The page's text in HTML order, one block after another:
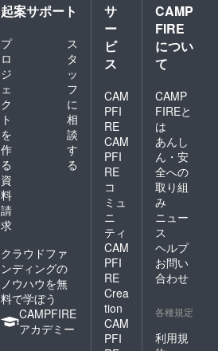
起案サポート
プ
ロ
ジ
ェ
ク
ト
を
作
る
ス
タ
ッ
フ
に
相
談
す
る
資
料
請
求
クラウドファ
ンディングの
ノウハウを無
料で学ぼう
CAMPFIRE
アカデミー
サ
ー
ビ
ス
CAM
PFI
RE
CAM
PFI
RE
コ
ミュ
ニ
ティ
CAM
PFI
RE
Crea
tion
CAM
PFI
CAMP
FIRE
につい
て
CAMP
FIREと
は
あんし
ん・安
全への
取り組
み
ニュー
ス
ヘルプ
お問い
合わせ
各種規定
利用規